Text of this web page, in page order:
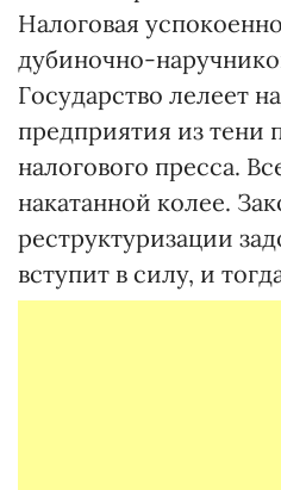
Налоговая
дубиночно-
Государство лелеет
предприятия из тени
налогового пресса.
накатанной колее.
реструктуризации
вступит в силу, и